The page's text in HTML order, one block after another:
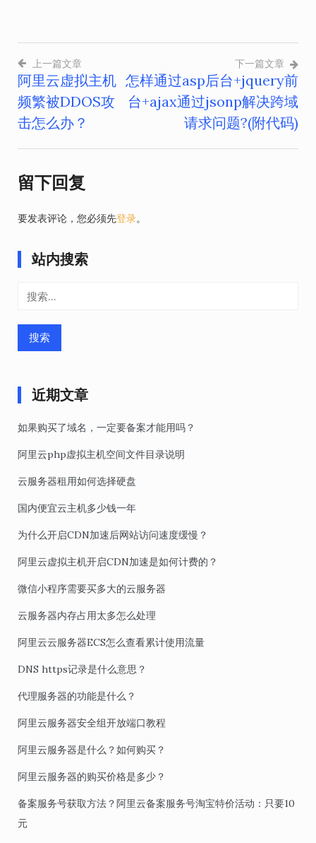
文
章
上一篇文章
阿里云虚拟主机
频繁被DDOS攻
击怎么办？
下一篇文章
怎样通过asp后台+jquery前
台+ajax通过jsonp解决跨域
请求问题?(附代码)
留下回复
要发表评论，您必须先登录。
站内搜索
近期文章
如果购买了域名，一定要备案才能用吗？
阿里云php虚拟主机空间文件目录说明
云服务器租用如何选择硬盘
国内便宜云主机多少钱一年
为什么开启CDN加速后网站访问速度缓慢？
阿里云虚拟主机开启CDN加速是如何计费的？
微信小程序需要买多大的云服务器
云服务器内存占用太多怎么处理
阿里云云服务器ECS怎么查看累计使用流量
DNS https记录是什么意思？
代理服务器的功能是什么？
阿里云服务器安全组开放端口教程
阿里云服务器是什么？如何购买？
阿里云服务器的购买价格是多少？
备案服务号获取方法？阿里云备案服务号淘宝特价活动：只要10
元